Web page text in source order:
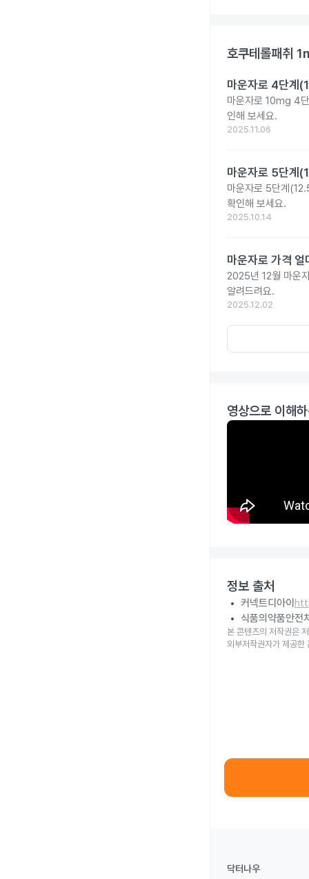
호쿠테롤패취
마운자로 4단계
마운자로 10mg 4
인해 보세요.
2025.11.06
마운자로 5단계
마운자로 5단계
확인해 보세요.
2025.10.14
마운자로 가격
2025년 12월 마운
알려드려요.
2025.12.02
영상으로 이해
정보 출처
커넥트디아이
식품의약품안전
본 콘텐츠의 저작권은
외부저작권자가 제공한
닥터나우